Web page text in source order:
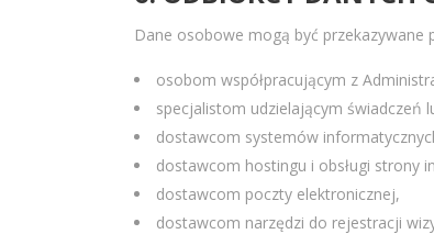
Dane osobowe mogą być
osobom współpracującym z
specjalistom udzielającym świadczeń
dostawcom systemów
dostawcom hostingu i obsługi strony
dostawcom poczty elektronicznej,
dostawcom narzędzi do rejestracji